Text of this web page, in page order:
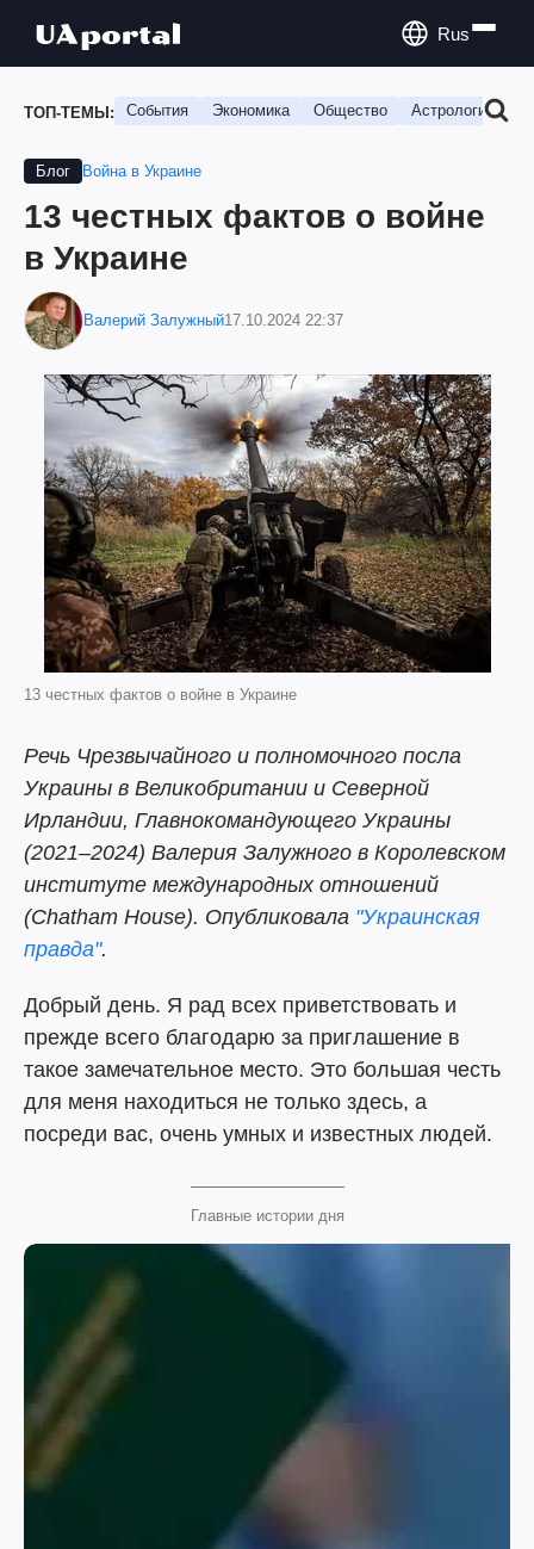
Rus
ТОП-ТЕМЫ: События Экономика Общество Астрология
Блог Война в Украине
13 честных фактов о войне
в Украине
Валерий Залужный17.10.2024 22:37
13 честных фактов о войне в Украине
Речь Чрезвычайного и полномочного посла
Украины в Великобритании и Северной
Ирландии, Главнокомандующего Украины
(2021–2024) Валерия Залужного в Королевском
институте международных отношений
(Chatham House). Опубликовала "Украинская
правда".
Добрый день. Я рад всех приветствовать и
прежде всего благодарю за приглашение в
такое замечательное место. Это большая честь
для меня находиться не только здесь, а
посреди вас, очень умных и известных людей.
Главные истории дня